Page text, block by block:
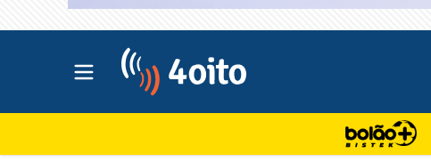
Abrir menu principal